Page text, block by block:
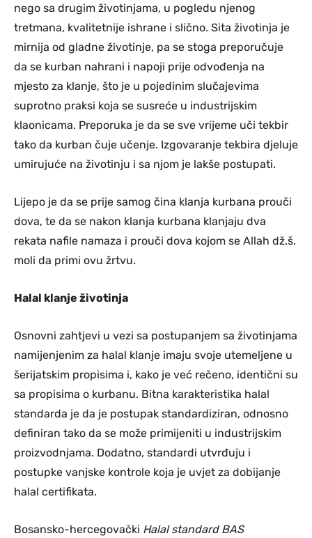
nego sa drugim životinjama, u pogledu njenog
tretmana, kvalitetnije ishrane i slično. Sita životinja je
mirnija od gladne životinje, pa se stoga preporučuje
da se kurban nahrani i napoji prije odvođenja na
mjesto za klanje, što je u pojedinim slučajevima
suprotno praksi koja se susreće u industrijskim
klaonicama. Preporuka je da se sve vrijeme uči tekbir
tako da kurban čuje učenje. Izgovaranje tekbira djeluje
umirujuće na životinju i sa njom je lakše postupati.
Lijepo je da se prije samog čina klanja kurbana prouči
dova, te da se nakon klanja kurbana klanjaju dva
rekata nafile namaza i prouči dova kojom se Allah dž.š.
moli da primi ovu žrtvu.
Halal klanje životinja
Osnovni zahtjevi u vezi sa postupanjem sa životinjama
namijenjenim za halal klanje imaju svoje utemeljene u
šerijatskim propisima i, kako je već rečeno, identični su
sa propisima o kurbanu. Bitna karakteristika halal
standarda je da je postupak standardiziran, odnosno
definiran tako da se može primijeniti u industrijskim
proizvodnjama. Dodatno, standardi utvrđuju i
postupke vanjske kontrole koja je uvjet za dobijanje
halal certifikata.
Bosansko-hercegovački Halal standard BAS